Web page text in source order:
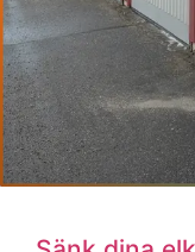
Elektriker
trygga och
Att ha ett
grundläggande för